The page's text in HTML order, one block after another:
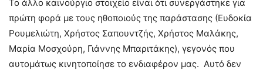
Το άλλο καινούργιο στοιχείο είναι ότι συνεργάστηκε για
πρώτη φορά με τους ηθοποιούς της παράστασης (Ευδοκία
Ρουμελιώτη, Χρήστος Σαπουντζής, Χρήστος Μαλάκης,
Μαρία Μοσχούρη, Γιάννης Μπαριτάκης), γεγονός που
αυτομάτως κινητοποίησε το ενδιαφέρον μας. Αυτό δεν